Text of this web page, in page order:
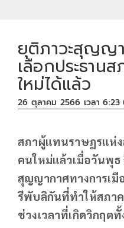
ยุติภาวะสุญญ
เลือกประธาน
ใหม่ได้แล้ว
26 ตุลาคม 2566 เวลา 6:23
สภาผู้แทนราษฎรแห่ง
คนใหม่แล้วเมื่อวันพุธ
สุญญากาศทางการเ
รีพับลิกันที่ทำให้สภาค
ช่วงเวลาที่เกิดวิกฤต